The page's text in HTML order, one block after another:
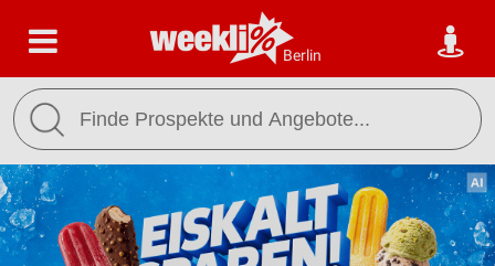
Berlin